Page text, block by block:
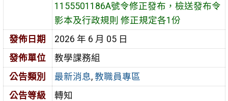
1155501186A號令修正發布，檢送發布令
影本及行政規則 修正規定各1份
發佈日期
2026 年 6 月 05 日
發佈單位
教學課務組
公告類別
最新消息, 教職員專區
公告等級
轉知